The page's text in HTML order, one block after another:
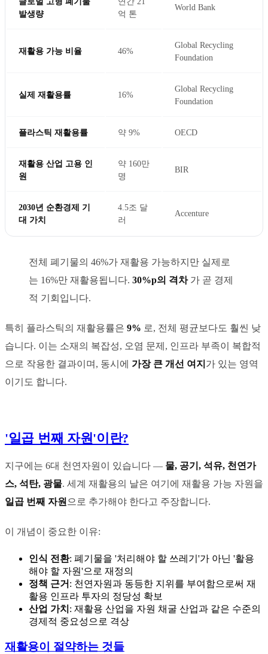
발생량
억 톤
World Bank
재활용 가능 비율 46%
Global Recycling
Foundation
실제 재활용률 16%
Global Recycling
Foundation
플라스틱 재활용률 약 9% OECD
재활용 산업 고용 인
원
약 160만
명
BIR
2030년 순환경제 기
대 가치
4.5조 달
러
Accenture
전체 폐기물의 46%가 재활용 가능하지만 실제로
는 16%만 재활용됩니다. 30%p의 격차가 곧 경제
적 기회입니다.
특히 플라스틱의 재활용률은 9% 로, 전체 평균보다도 훨씬 낮
습니다. 이는 소재의 복잡성, 오염 문제, 인프라 부족이 복합적
으로 작용한 결과이며, 동시에 가장 큰 개선 여지 가 있는 영역
이기도 합니다.
'일곱 번째 자원'이란?
지구에는 6대 천연자원이 있습니다 — 물, 공기, 석유, 천연가
스, 석탄, 광물. 세계 재활용의 날은 여기에 재활용 가능 자원을
일곱 번째 자원 으로 추가해야 한다고 주장합니다.
이 개념이 중요한 이유:
인식 전환: 폐기물을 '처리해야 할 쓰레기'가 아닌 '활용
해야 할 자원'으로 재정의
정책 근거 : 천연자원과 동등한 지위를 부여함으로써 재
활용 인프라 투자의 정당성 확보
산업 가치 : 재활용 산업을 자원 채굴 산업과 같은 수준의
경제적 중요성으로 격상
재활용이 절약하는 것들